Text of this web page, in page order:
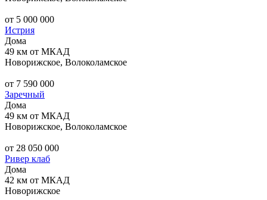
от 5 000 000
Истрия
Дома
49 км от МКАД
Новорижское, Волоколамское
от 7 590 000
Заречный
Дома
49 км от МКАД
Новорижское, Волоколамское
от 28 050 000
Ривер клаб
Дома
42 км от МКАД
Новорижское